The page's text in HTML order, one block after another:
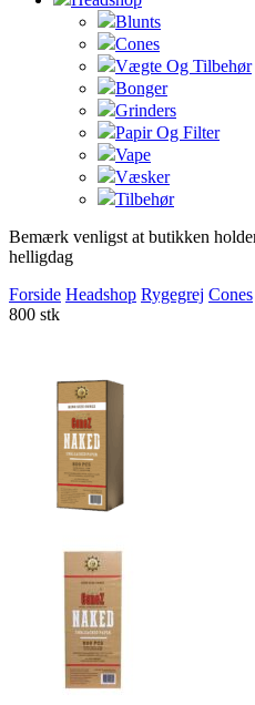
Blunts
Cones
Vægte Og Tilbehør
Bonger
Grinders
Papir Og Filter
Vape
Væsker
Tilbehør
Bemærk venligst at butikken
helligdag
Forside Headshop Rygegrej Cones
800 stk